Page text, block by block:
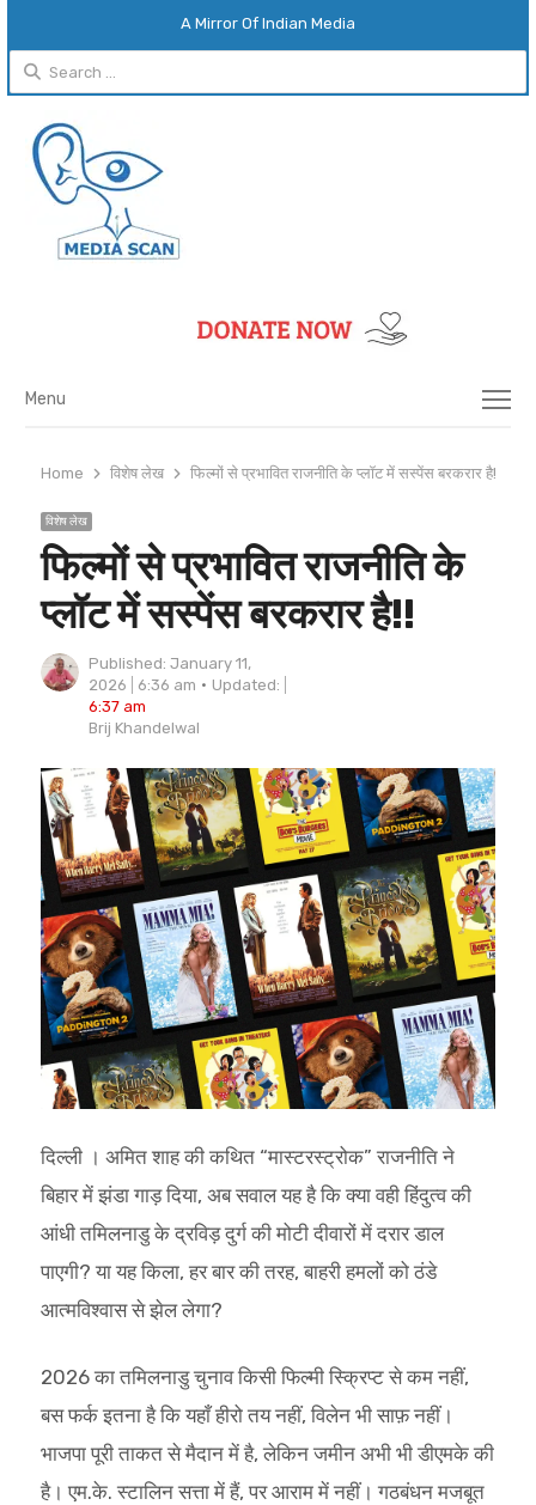
A Mirror Of Indian Media
Search
for:
Menu
Menu
Home विशेष लेख फिल्मों से प्रभावित राजनीति के प्लॉट में सस्पेंस बरकरार है!!
विशेष लेख
फिल्मों से प्रभावित राजनीति के
प्लॉट में सस्पेंस बरकरार है!!
Published: January 11,
2026
6:36 am
Updated:
6:37 am
Author
Brij Khandelwal
दिल्ली । अमित शाह की कथित “मास्टरस्ट्रोक” राजनीति ने
बिहार में झंडा गाड़ दिया, अब सवाल यह है कि क्या वही हिंदुत्व की
आंधी तमिलनाडु के द्रविड़ दुर्ग की मोटी दीवारों में दरार डाल
पाएगी? या यह किला, हर बार की तरह, बाहरी हमलों को ठंडे
आत्मविश्वास से झेल लेगा?
2026 का तमिलनाडु चुनाव किसी फिल्मी स्क्रिप्ट से कम नहीं,
बस फर्क इतना है कि यहाँ हीरो तय नहीं, विलेन भी साफ़ नहीं।
भाजपा पूरी ताकत से मैदान में है, लेकिन जमीन अभी भी डीएमके की
है। एम.के. स्टालिन सत्ता में हैं, पर आराम में नहीं। गठबंधन मजबूत